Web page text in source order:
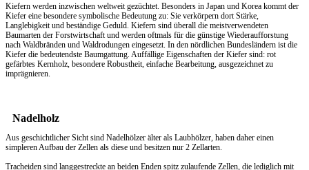
Kiefern werden inzwischen weltweit gezüchtet. Besonders in Japan und Korea kommt der
Kiefer eine besondere symbolische Bedeutung zu: Sie verkörpern dort Stärke,
Langlebigkeit und beständige Geduld. Kiefern sind überall die meistverwendeten
Baumarten der Forstwirtschaft und werden oftmals für die günstige Wiederaufforstung
nach Waldbränden und Waldrodungen eingesetzt. In den nördlichen Bundesländern ist die
Kiefer die bedeutendste Baumgattung. Auffällige Eigenschaften der Kiefer sind: rot
gefärbtes Kernholz, besondere Robustheit, einfache Bearbeitung, ausgezeichnet zu
imprägnieren.
Nadelholz
Aus geschichtlicher Sicht sind Nadelhölzer älter als Laubhölzer, haben daher einen
simpleren Aufbau der Zellen als diese und besitzen nur 2 Zellarten.
Tracheiden sind langgestreckte an beiden Enden spitz zulaufende Zellen, die lediglich mit